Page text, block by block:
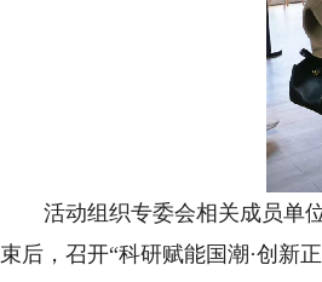
活动组织专委会相关成员单位
束后，召开“科研赋能国潮·创新